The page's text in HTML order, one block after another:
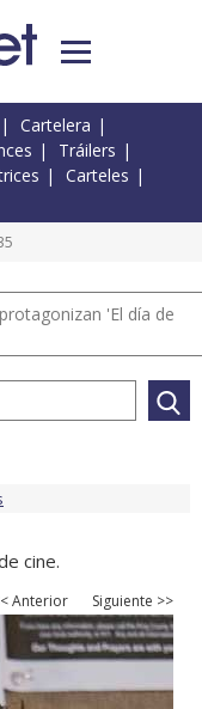
Cartelera
Tráilers
Carteles
'El día de
cine.
Anterior Siguiente >>